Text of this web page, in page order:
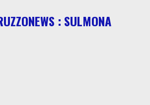
: SULMONA